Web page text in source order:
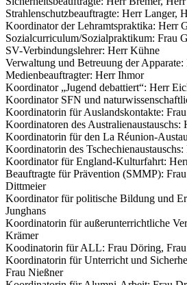
Strahlenschutzbeauftragte: Herr Langer,
Koordinator der Lehramtspraktika: Herr
Sozialcurriculum/Sozialpraktikum: Frau
SV-Verbindungslehrer: Herr Kühne
Verwaltung und Betreuung der Apparate:
Medienbeauftragter: Herr Ihmor
Koordinator „Jugend debattiert“: Herr
Koordinator SFN und
Koordinatorin für Auslandskontakte: Frau
Koordinatoren des Australienaustauschs:
Koordinatorin für den La Réunion-
Koordinatorin des
Koordinator für England-Kulturfahrt:
Beauftragte für Prävention (SMMP):
Dittmeier
Koordinator für politische Bildung und
Junghans
Koordinatorin für außerunterrichtliche
Krämer
Koodinatorin für ALL: Frau Döring,
Koordinatorin für Unterricht und
Frau Nießner